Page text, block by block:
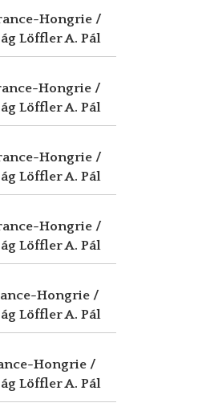
Hongrie /
Löffler A. Pál
Hongrie /
Löffler A. Pál
Hongrie /
Löffler A. Pál
Hongrie /
Löffler A. Pál
Hongrie /
Löffler A. Pál
Hongrie /
Löffler A. Pál